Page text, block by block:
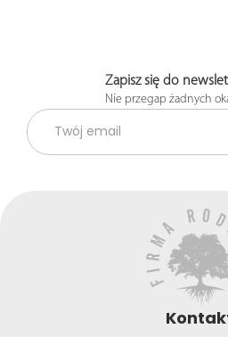
Zapisz się do
Nie przegap żadnych